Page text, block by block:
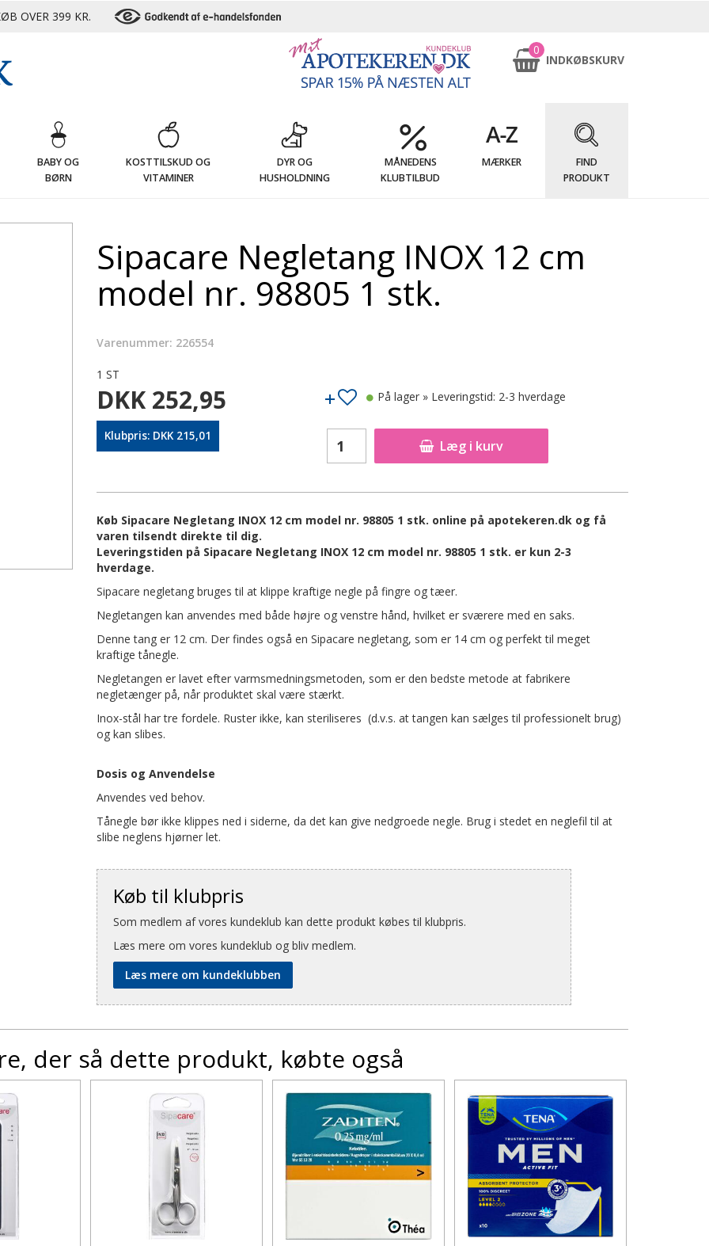
OVER 399 KR.
0
INDKØBSKURV
BABY OG
BØRN
KOSTTILSKUD OG
VITAMINER
DYR OG
HUSHOLDNING
MÅNEDENS
KLUBTILBUD
MÆRKER
FIND
PRODUKT
Sipacare Negletang INOX 12 cm
model nr. 98805 1 stk.
Varenummer: 226554
1 ST
DKK 252,95
Klubpris: DKK 215,01
Læg i kurv
På lager » Leveringstid: 2-3 hverdage
Køb Sipacare Negletang INOX 12 cm model nr. 98805 1 stk. online på apotekeren.dk og få
varen tilsendt direkte til dig.
Leveringstiden på Sipacare Negletang INOX 12 cm model nr. 98805 1 stk. er kun 2-3
hverdage.
Sipacare negletang bruges til at klippe kraftige negle på fingre og tæer.
Negletangen kan anvendes med både højre og venstre hånd, hvilket er sværere med en saks.
Denne tang er 12 cm. Der findes også en Sipacare negletang, som er 14 cm og perfekt til meget
kraftige tånegle.
Negletangen er lavet efter varmsmedningsmetoden, som er den bedste metode at fabrikere
negletænger på, når produktet skal være stærkt.
Inox-stål har tre fordele. Ruster ikke, kan steriliseres (d.v.s. at tangen kan sælges til professionelt brug)
og kan slibes.
Dosis og Anvendelse
Anvendes ved behov.
Tånegle bør ikke klippes ned i siderne, da det kan give nedgroede negle. Brug i stedet en neglefil til at
slibe neglens hjørner let.
Køb til klubpris
Som medlem af vores kundeklub kan dette produkt købes til klubpris.
Læs mere om vores kundeklub og bliv medlem.
Læs mere om kundeklubben
der så dette produkt, købte også